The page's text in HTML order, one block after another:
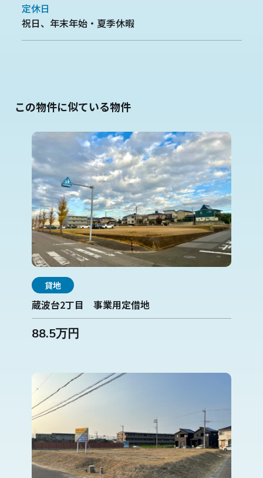
定休日
祝日、年末年始・夏季休暇
この物件に似ている物件
貸地
蔵波台2丁目 事業用定借地
88.5万円